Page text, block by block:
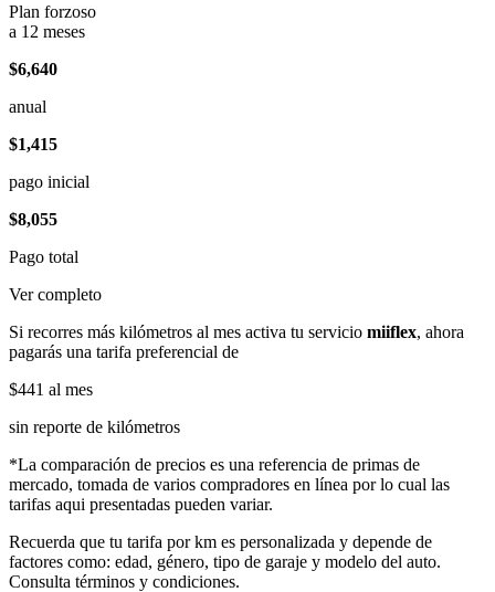
Plan forzoso
a 12 meses
$6,640
anual
$1,415
pago inicial
$8,055
Pago total
Ver completo
Si recorres más kilómetros al mes activa tu servicio miiflex, ahora
pagarás una tarifa preferencial de
$441 al mes
sin reporte de kilómetros
*La comparación de precios es una referencia de primas de
mercado, tomada de varios compradores en línea por lo cual las
tarifas aqui presentadas pueden variar.
Recuerda que tu tarifa por km es personalizada y depende de
factores como: edad, género, tipo de garaje y modelo del auto.
Consulta términos y condiciones.